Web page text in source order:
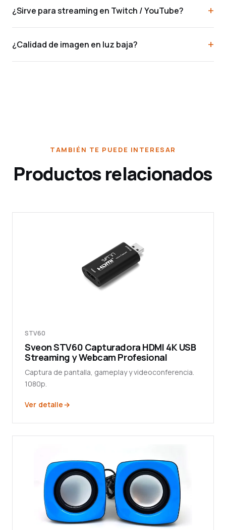
¿Sirve para streaming en Twitch / YouTube?
¿Calidad de imagen en luz baja?
TAMBIÉN TE PUEDE INTERESAR
Productos relacionados
STV60
Sveon STV60 Capturadora HDMI 4K USB
Streaming y Webcam Profesional
Captura de pantalla, gameplay y videoconferencia.
1080p.
Ver detalle